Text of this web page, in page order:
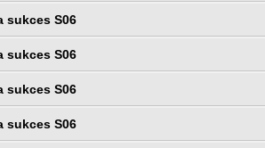
sukces S06
sukces S06
sukces S06
sukces S06